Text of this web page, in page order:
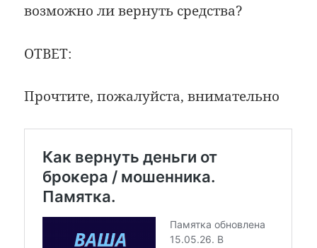
возможно ли вернуть средства?
ОТВЕТ:
Прочтите, пожалуйста, внимательно